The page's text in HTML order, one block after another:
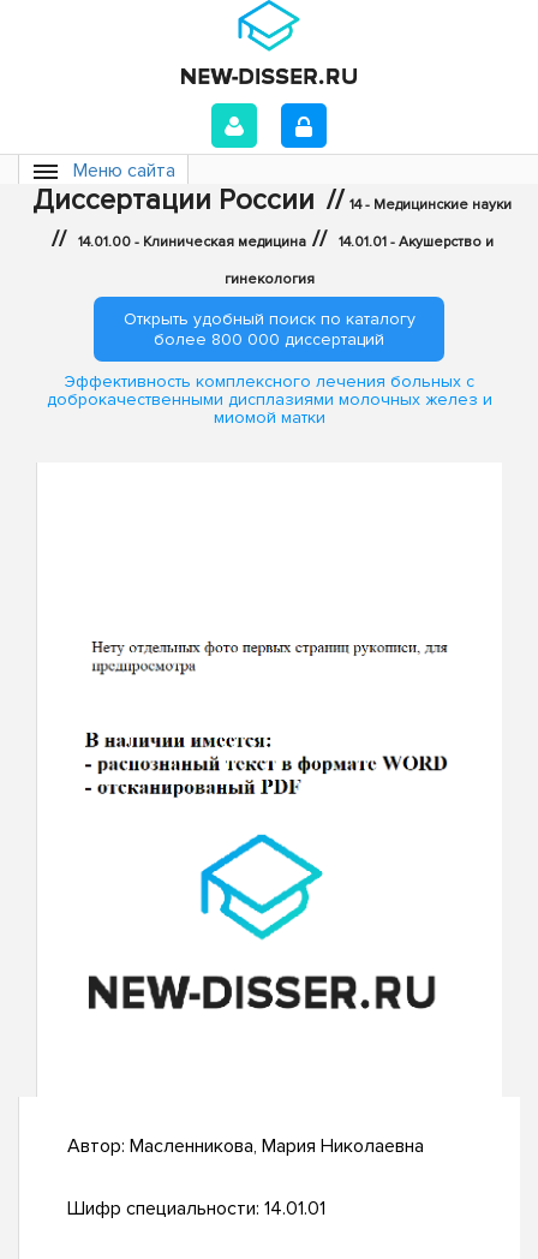
Меню сайта
Диссертации России // 14 - Медицинские науки
// 14.01.00 - Клиническая медицина // 14.01.01 - Акушерство и
гинекология
Открыть удобный поиск по каталогу
более 800 000 диссертаций
Эффективность комплексного лечения больных с
доброкачественными дисплазиями молочных желез и
миомой матки
Автор: Масленникова, Мария Николаевна
Шифр специальности: 14.01.01